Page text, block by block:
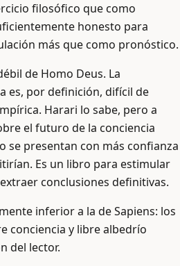
filosófico que como
honesto para
más que como pronóstico.
de Homo Deus. La
es, por definición, difícil de
Harari lo sabe, pero a
el futuro de la conciencia
se presentan con más confianza
Es un libro para estimular
conclusiones definitivas.
inferior a la de Sapiens: los
conciencia y libre albedrío
del lector.